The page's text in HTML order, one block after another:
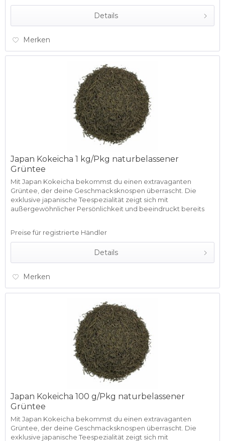
Details
Merken
Japan Kokeicha 1 kg/Pkg naturbelassener
Grüntee
Mit Japan Kokeicha bekommst du einen extravaganten
Grüntee, der deine Geschmacksknospen überrascht. Die
exklusive japanische Teespezialität zeigt sich mit
außergewöhnlicher Persönlichkeit und beeindruckt bereits
Preise für registrierte Händler
Details
Merken
Japan Kokeicha 100 g/Pkg naturbelassener
Grüntee
Mit Japan Kokeicha bekommst du einen extravaganten
Grüntee, der deine Geschmacksknospen überrascht. Die
exklusive japanische Teespezialität zeigt sich mit